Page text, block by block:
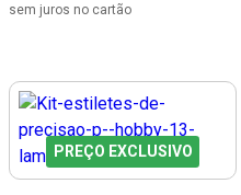
sem juros no cartão
PREÇO EXCLUSIVO